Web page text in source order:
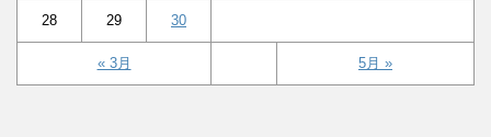
« 3月 5月 »
28 29 30